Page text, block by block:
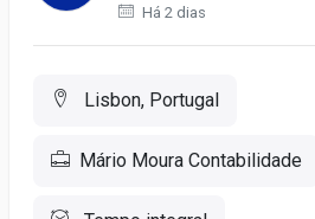
Há 2 dias
Lisbon, Portugal
Mário Moura Contabilidade